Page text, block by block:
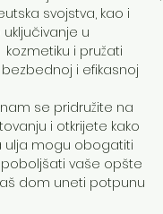
svojstva, kao i
u
kozmetiku i pružati
i efikasnoj
se pridružite na
i otkrijete kako
ulja mogu obogatiti
vaše opšte
dom uneti potpunu